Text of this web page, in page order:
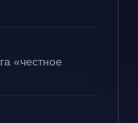
«честное